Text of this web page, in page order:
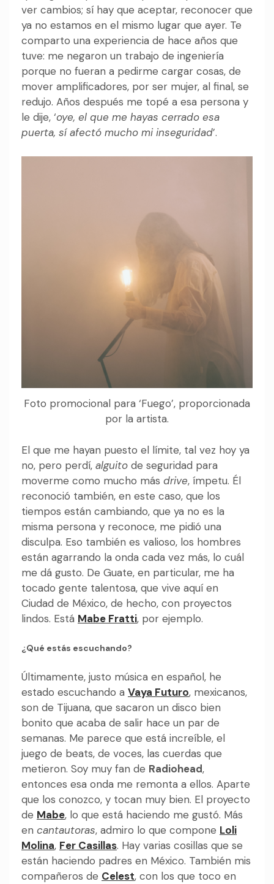
ver cambios; sí hay que aceptar, reconocer que
ya no estamos en el mismo lugar que ayer. Te
comparto una experiencia de hace años que
tuve: me negaron un trabajo de ingeniería
porque no fueran a pedirme cargar cosas, de
mover amplificadores, por ser mujer, al final, se
redujo. Años después me topé a esa persona y
le dije, ‘oye, el que me hayas cerrado esa
puerta, sí afectó mucho mi inseguridad’.
Foto promocional para ‘Fuego’, proporcionada
por la artista.
El que me hayan puesto el límite, tal vez hoy ya
no, pero perdí, alguito de seguridad para
moverme como mucho más drive, ímpetu. Él
reconoció también, en este caso, que los
tiempos están cambiando, que ya no es la
misma persona y reconoce, me pidió una
disculpa. Eso también es valioso, los hombres
están agarrando la onda cada vez más, lo cuál
me dá gusto. De Guate, en particular, me ha
tocado gente talentosa, que vive aquí en
Ciudad de México, de hecho, con proyectos
lindos. Está Mabe Fratti, por ejemplo.
¿Qué estás escuchando?
Últimamente, justo música en español, he
estado escuchando a Vaya Futuro, mexicanos,
son de Tijuana, que sacaron un disco bien
bonito que acaba de salir hace un par de
semanas. Me parece que está increíble, el
juego de beats, de voces, las cuerdas que
metieron. Soy muy fan de Radiohead,
entonces esa onda me remonta a ellos. Aparte
que los conozco, y tocan muy bien. El proyecto
de Mabe, lo que está haciendo me gustó. Más
en cantautoras, admiro lo que compone Loli
Molina, Fer Casillas. Hay varias cosillas que se
están haciendo padres en México. También mis
compañeros de Celest, con los que toco en